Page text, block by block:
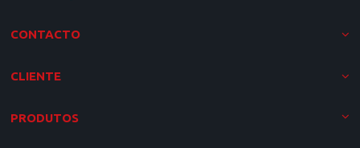
CONTACTO
CLIENTE
PRODUTOS